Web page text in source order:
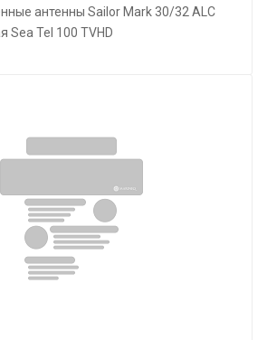
антенны Sailor Mark 30/32 ALC
Sea Tel 100 TVHD